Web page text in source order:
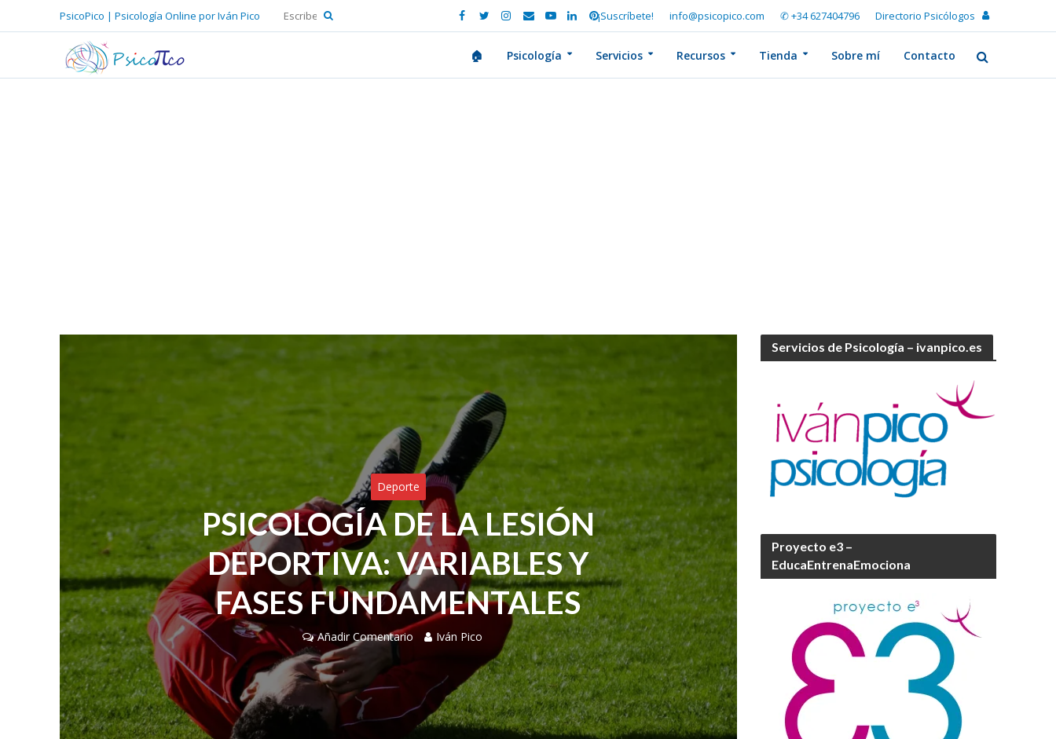
PsicoPico | Psicología Online por Iván Pico ¡Suscríbete! info@psicopico.com ✆ +34 627404796 Directorio Psicólogos
🏠 Psicología Servicios Recursos Tienda Sobre mí Contacto
Deporte
PSICOLOGÍA DE LA LESIÓN
DEPORTIVA: VARIABLES Y
FASES FUNDAMENTALES
Añadir Comentario Iván Pico
Servicios de Psicología – ivanpico.es
Proyecto e3 –
EducaEntrenaEmociona